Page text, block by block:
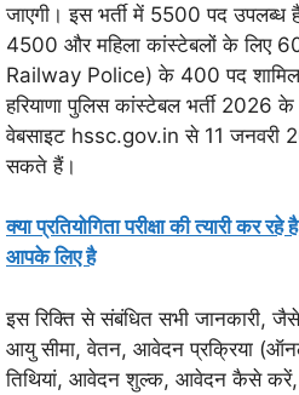
जाएगी। इस भर्ती में 5500 पद उपलब्ध
4500 और महिला कांस्टेबलों के लिए
Railway Police) के 400 पद शामिल
हरियाणा पुलिस कांस्टेबल भर्ती 2026
वेबसाइट hssc.gov.in से 11
सकते हैं।
क्या प्रतियोगिता परीक्षा की त्यारी कर
आपके लिए है
इस रिक्ति से संबंधित सभी जानकारी,
आयु सीमा, वेतन, आवेदन प्रक्रिया
तिथियां, आवेदन शुल्क, आवेदन कैसे करें,